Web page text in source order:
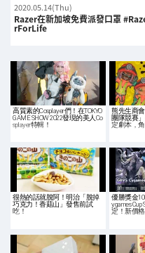
2020.05.14(Thu)
Razer在新加坡免費派發口罩
rForLife
高質素的Cosplayer們！在TOKYO
GAME SHOW 2022發現的美人Co
splayer特輯！
熊先生商
團隊競賽
定劇本，角
很熱的話就脫阿！明治「脫掉
巧克力！香菇山」發售前試
吃！
優勝獎金
ygames
定！新價